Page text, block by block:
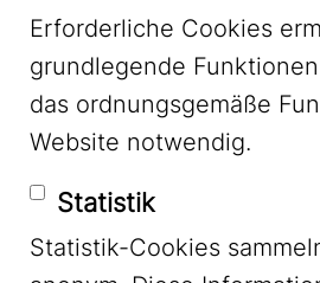
Mastodon
Erforderliche Cookies
grundlegende
das ordnungsgemäße
Website notwendig.
Statistik
Statistik-Cookies